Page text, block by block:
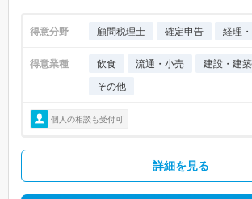
得意分野 顧問税理士 確定申告 経理
得意業種 飲食 流通・小売 建設・建築
その他
個人の相談も受付可
詳細を見る